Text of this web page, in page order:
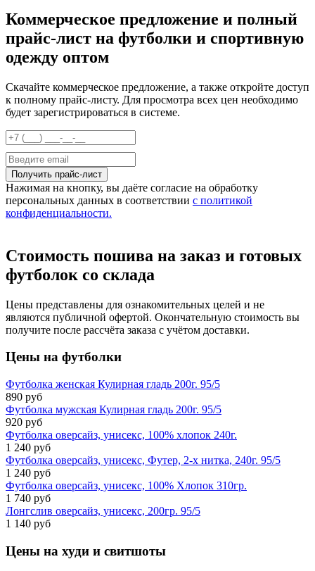
Коммерческое предложение и полный
прайс-лист на футболки и спортивную
одежду оптом
Скачайте коммерческое предложение, а также откройте доступ
к полному прайс-листу. Для просмотра всех цен необходимо
будет зарегистрироваться в системе.
Нажимая на кнопку, вы даёте согласие на обработку
персональных данных в соответствии с политикой
конфиденциальности.
Стоимость пошива на заказ и готовых
футболок со склада
Цены представлены для ознакомительных целей и не
являются публичной офертой. Окончательную стоимость вы
получите после рассчёта заказа с учётом доставки.
Цены на футболки
Футболка женская Кулирная гладь 200г. 95/5
890 руб
Футболка мужская Кулирная гладь 200г. 95/5
920 руб
Футболка оверсайз, унисекс, 100% хлопок 240г.
1 240 руб
Футболка оверсайз, унисекс, Футер, 2-х нитка, 240г. 95/5
1 240 руб
Футболка оверсайз, унисекс, 100% Хлопок 310гр.
1 740 руб
Лонгслив оверсайз, унисекс, 200гр. 95/5
1 140 руб
Цены на худи и свитшоты